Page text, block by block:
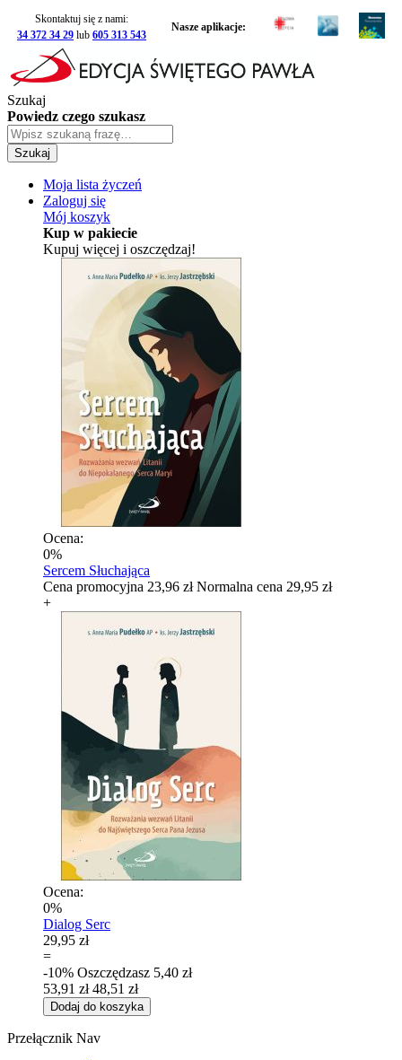
Skontaktuj się z nami:
34 372 34 29 lub 605 313 543
Nasze aplikacje:
Szukaj
Powiedz czego szukasz
Szukaj
Moja lista życzeń
Zaloguj się
Mój koszyk
Kup w pakiecie
Kupuj więcej i oszczędzaj!
Ocena:
0%
Sercem Słuchająca
Cena promocyjna 23,96 zł Normalna cena 29,95 zł
+
Ocena:
0%
Dialog Serc
29,95 zł
=
-10% Oszczędzasz 5,40 zł
53,91 zł 48,51 zł
Dodaj do koszyka
Przełącznik Nav